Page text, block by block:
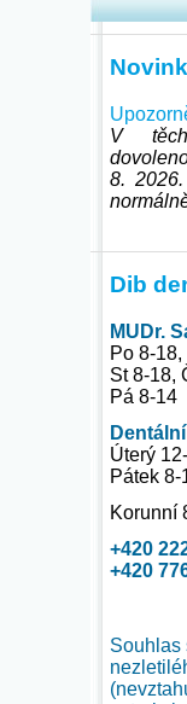
V
8.
Dib
MUDr.
Po 8-18,
St 8-18,
Pá 8-14
Úterý
Pátek 8-
Korunní
+420
+420
Souhlas